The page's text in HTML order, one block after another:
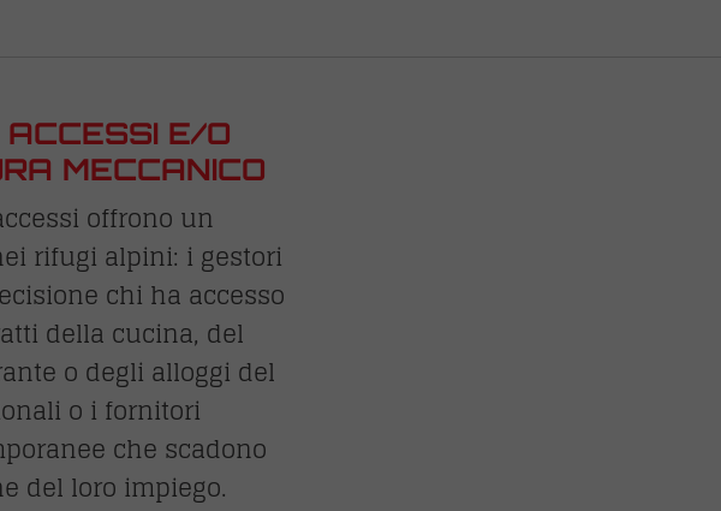
E/O
MECCANICO
offrono un
rifugi alpini: i gestori
chi ha accesso
della cucina, del
o degli alloggi del
o i fornitori
che scadono
del loro impiego.